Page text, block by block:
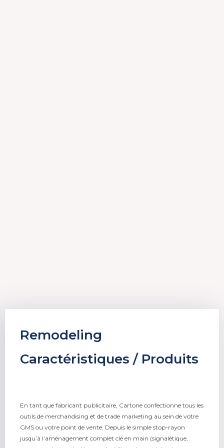
Remodeling
Caractéristiques / Produits
En tant que fabricant publicitaire, Cartone confectionne tous les
outils de merchandising et de trade marketing au sein de votre
GMS ou votre point de vente. Depuis le simple stop-rayon
jusqu’à l’aménagement complet clé en main (signalétique,